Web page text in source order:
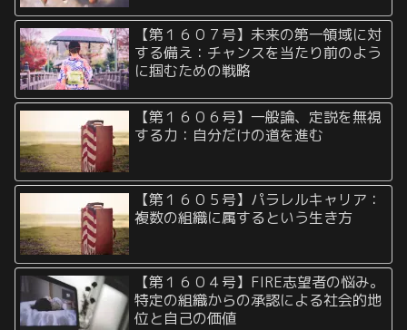
【第１６０７号】未来の第一領域に対
する備え：チャンスを当たり前のよう
に掴むための戦略
【第１６０６号】一般論、定説を無視
する力：自分だけの道を進む
【第１６０５号】パラレルキャリア：
複数の組織に属するという生き方
【第１６０４号】FIRE志望者の悩み。
特定の組織からの承認による社会的地
位と自己の価値